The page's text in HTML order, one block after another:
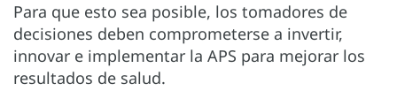
Para que esto sea posible, los tomadores de
decisiones deben comprometerse a invertir,
innovar e implementar la APS para mejorar los
resultados de salud.